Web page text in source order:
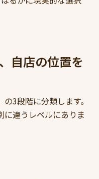
自店の位置を
3段階に分類します。
に違うレベルにありま